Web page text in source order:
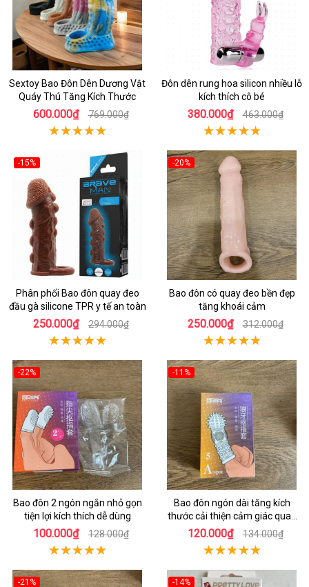
Sextoy Bao Đôn Dên Dương Vật
Quáy Thú Tăng Kích Thước
600.000₫ 769.000₫
Đôn dên rung hoa silicon nhiều lỗ
kích thích cô bé
380.000₫ 463.000₫
-15%
Phân phối Bao đôn quay đeo
đầu gà silicone TPR y tế an toàn
250.000₫ 294.000₫
-20%
Bao đôn có quay đeo bền đẹp
tăng khoái cảm
250.000₫ 312.000₫
-22%
Bao đôn 2 ngón ngắn nhỏ gọn
tiện lợi kích thích dễ dùng
100.000₫ 128.000₫
-11%
Bao đôn ngón dài tăng kích
thước cải thiện cảm giác quan
hệ
120.000₫ 134.000₫
-21% -14%